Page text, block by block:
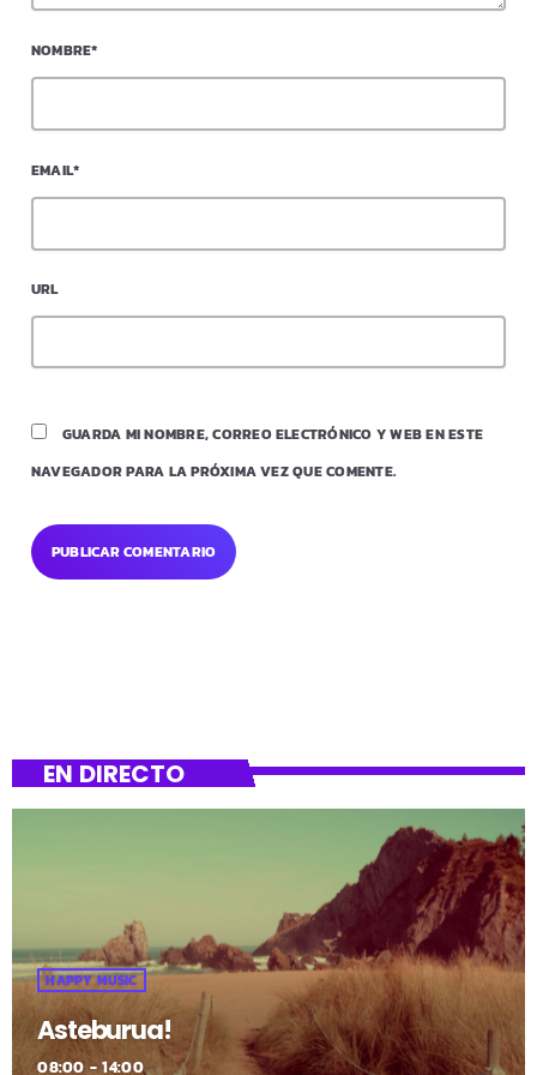
NOMBRE*
EMAIL*
URL
GUARDA MI NOMBRE, CORREO ELECTRÓNICO Y WEB EN ESTE
NAVEGADOR PARA LA PRÓXIMA VEZ QUE COMENTE.
EN DIRECTO
HAPPY MUSIC
Asteburua!
08:00 - 14:00